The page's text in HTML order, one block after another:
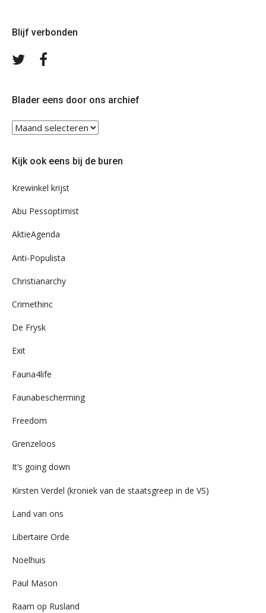
Blijf verbonden
Volg
Blader eens door ons archief
Blader
eens
ons
Kijk ook eens bij de buren
Krewinkel krijst
Abu Pessoptimist
AktieAgenda
Anti-Populista
Christianarchy
Crimethinc
De Frysk
Exit
Fauna4life
Faunabescherming
Freedom
Grenzeloos
It’s going down
Kirsten Verdel (kroniek van de staatsgreep in de VS)
Land van ons
Libertaire Orde
Noelhuis
Paul Mason
Raam op Rusland